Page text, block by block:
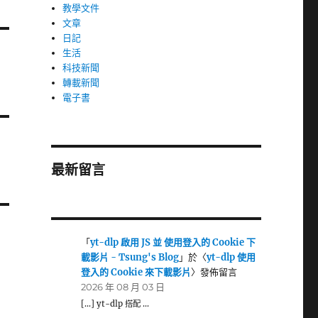
教學文件
文章
日記
生活
科技新聞
轉載新聞
電子書
最新留言
「yt-dlp 啟用 JS 並 使用登入的 Cookie 下
載影片 - Tsung's Blog」於〈yt-dlp 使用
登入的 Cookie 來下載影片〉發佈留言
2026 年 08 月 03 日
[…] yt-dlp 搭配 …